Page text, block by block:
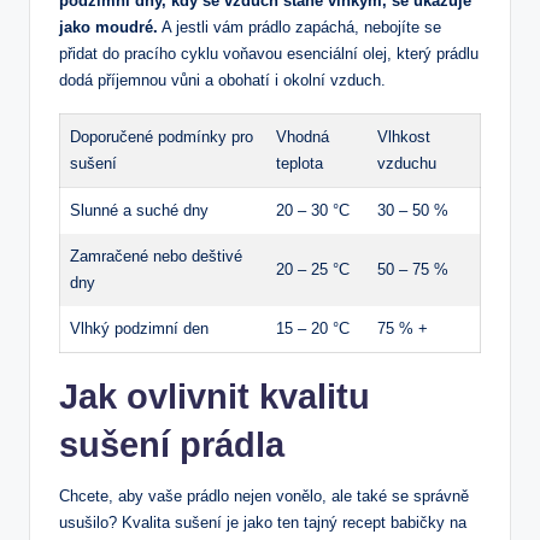
jako moudré. A jestli vám prádlo zapáchá, nebojíte se
přidat do pracího cyklu voňavou esenciální olej, který prádlu
dodá příjemnou vůni a obohatí i okolní vzduch.
Doporučené podmínky pro
sušení
Vhodná
teplota
Vlhkost
vzduchu
Slunné a suché dny 20 – 30 °C 30 – 50 %
Zamračené nebo deštivé
dny
20 – 25 °C 50 – 75 %
Vlhký podzimní den 15 – 20 °C 75 % +
Jak ovlivnit kvalitu
sušení prádla
Chcete, aby vaše prádlo nejen vonělo, ale také se správně
usušilo? Kvalita sušení je jako ten tajný recept babičky na